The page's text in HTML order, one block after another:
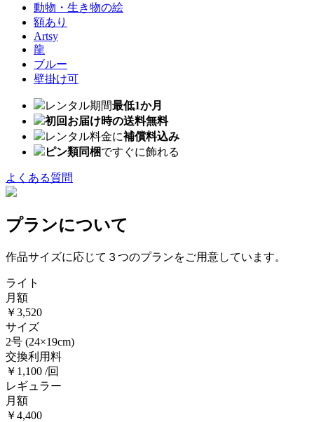
動物・生き物の絵
額あり
Artsy
龍
ブルー
壁掛け可
レンタル期間最低1か月
初回お届け時の送料無料
レンタル料金に補償料込み
ピン類同梱ですぐに飾れる
よくある質問
プランについて
作品サイズに応じて３つのプランをご用意しています。
ライト
月額
￥3,520
サイズ
2号 (24×19cm)
交換利用料
￥1,100 /回
レギュラー
月額
￥4,400